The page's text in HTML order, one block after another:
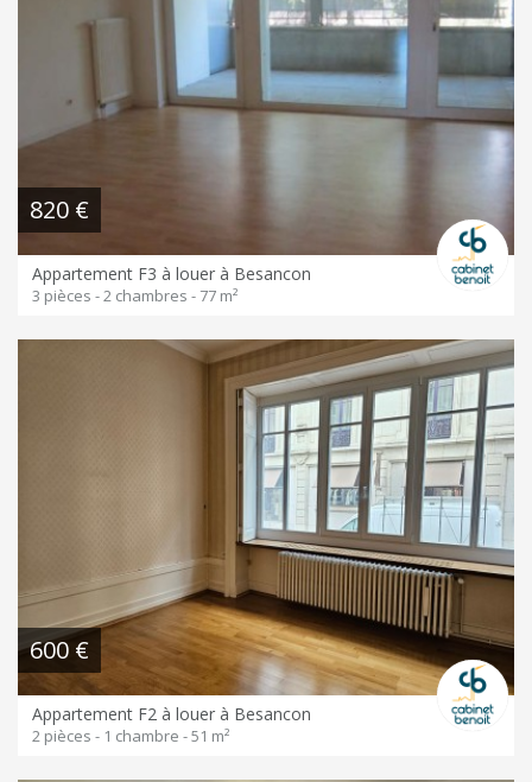
820 €
Appartement F3 à louer à Besancon
3 pièces - 2 chambres - 77 m²
600 €
Appartement F2 à louer à Besancon
2 pièces - 1 chambre - 51 m²